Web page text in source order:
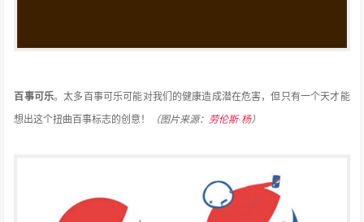
百事可乐。太多百事可乐可能对我们的健康造成潜在危害，但只有一个天才能
想出这个扭曲百事标志的创意！
（图片来源： 劳伦斯·杨）